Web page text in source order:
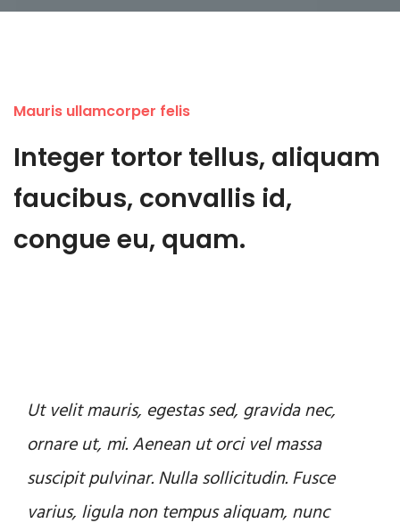
Mauris ullamcorper felis
Integer tortor tellus, aliquam
faucibus, convallis id,
congue eu, quam.
Ut velit mauris, egestas sed, gravida nec,
ornare ut, mi. Aenean ut orci vel massa
suscipit pulvinar. Nulla sollicitudin. Fusce
varius, ligula non tempus aliquam, nunc